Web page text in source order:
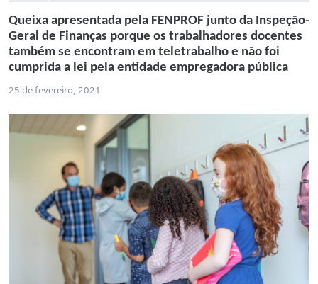
Queixa apresentada pela FENPROF junto da Inspeção-
Geral de Finanças porque os trabalhadores docentes
também se encontram em teletrabalho e não foi
cumprida a lei pela entidade empregadora pública
25 de fevereiro, 2021